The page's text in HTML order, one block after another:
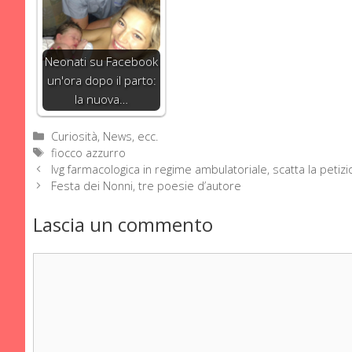
Neonati su Facebook
un'ora dopo il parto:
la nuova…
Categorie
Curiosità, News, ecc.
Tag
fiocco azzurro
Ivg farmacologica in regime ambulatoriale, scatta la
Festa dei Nonni, tre poesie d’autore
Lascia un commento